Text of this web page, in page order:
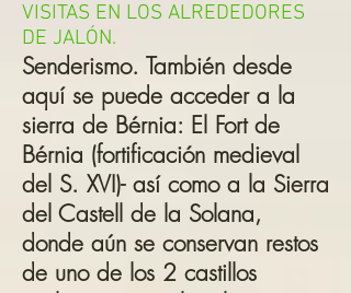
VISITAS EN LOS ALREDEDORES
DE JALÓN.
Senderismo. También desde
aquí se puede acceder a la
sierra de Bérnia: El Fort de
Bérnia (fortificación medieval
del S. XVI)- así como a la Sierra
del Castell de la Solana,
donde aún se conservan restos
de uno de los 2 castillos